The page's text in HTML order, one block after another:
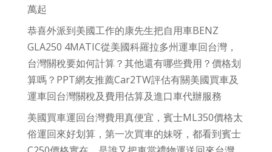
萬起
恭喜外派到美國工作的康先生把自用車BENZ
GLA250 4MATIC從美國科羅拉多州運車回台灣，
台灣關稅要如何計算？其他還有哪些費用？價格划
算嗎？PPT網友推薦Car2TW評估有關美國買車及
運車回台灣關稅及費用估算及進口車代辦服務
美國買車運回台灣費用真便宜，賓士ML350價格太
俗運回來好划算，第一次買車的妹呀，都看到賓士